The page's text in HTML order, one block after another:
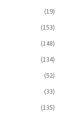
(19)
(153)
(148)
(134)
(52)
(33)
(135)